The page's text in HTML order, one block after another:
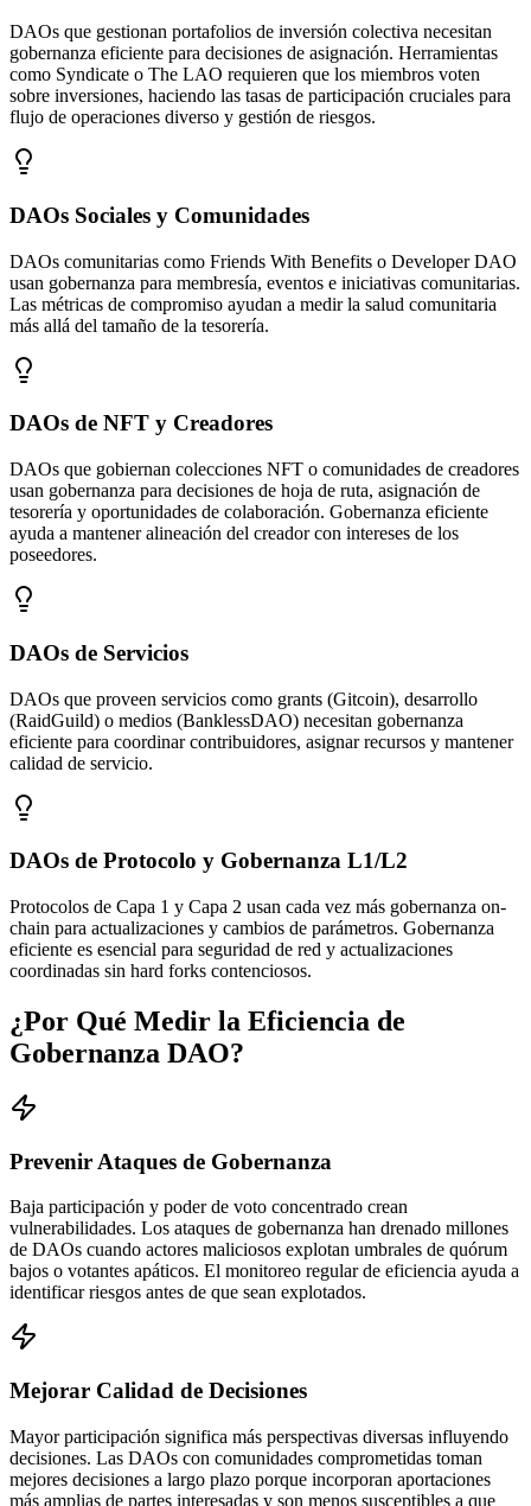
DAOs que gestionan portafolios de inversión colectiva necesitan
gobernanza eficiente para decisiones de asignación. Herramientas
como Syndicate o The LAO requieren que los miembros voten
sobre inversiones, haciendo las tasas de participación cruciales para
flujo de operaciones diverso y gestión de riesgos.
DAOs Sociales y Comunidades
DAOs comunitarias como Friends With Benefits o Developer DAO
usan gobernanza para membresía, eventos e iniciativas comunitarias.
Las métricas de compromiso ayudan a medir la salud comunitaria
más allá del tamaño de la tesorería.
DAOs de NFT y Creadores
DAOs que gobiernan colecciones NFT o comunidades de creadores
usan gobernanza para decisiones de hoja de ruta, asignación de
tesorería y oportunidades de colaboración. Gobernanza eficiente
ayuda a mantener alineación del creador con intereses de los
poseedores.
DAOs de Servicios
DAOs que proveen servicios como grants (Gitcoin), desarrollo
(RaidGuild) o medios (BanklessDAO) necesitan gobernanza
eficiente para coordinar contribuidores, asignar recursos y mantener
calidad de servicio.
DAOs de Protocolo y Gobernanza L1/L2
Protocolos de Capa 1 y Capa 2 usan cada vez más gobernanza on-
chain para actualizaciones y cambios de parámetros. Gobernanza
eficiente es esencial para seguridad de red y actualizaciones
coordinadas sin hard forks contenciosos.
¿Por Qué Medir la Eficiencia de
Gobernanza DAO?
Prevenir Ataques de Gobernanza
Baja participación y poder de voto concentrado crean
vulnerabilidades. Los ataques de gobernanza han drenado millones
de DAOs cuando actores maliciosos explotan umbrales de quórum
bajos o votantes apáticos. El monitoreo regular de eficiencia ayuda a
identificar riesgos antes de que sean explotados.
Mejorar Calidad de Decisiones
Mayor participación significa más perspectivas diversas influyendo
decisiones. Las DAOs con comunidades comprometidas toman
mejores decisiones a largo plazo porque incorporan aportaciones
más amplias de partes interesadas y son menos susceptibles a que